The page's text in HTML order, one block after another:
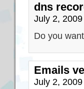
dns
July 2,
Do you
Emails
July 2,